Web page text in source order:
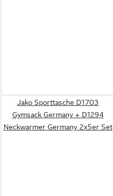
Jako Sporttasche D1703
Gymsack Germany + D1294
Neckwarmer Germany 2x5er Set